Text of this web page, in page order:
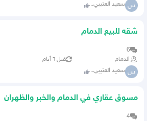
س سعيد العتيبي...
شقه للبيع الدمام
6
الدمام
قبل ٦ أيام
س سعيد العتيبي...
مسوق عقاري في الدمام والخبر والظهران
4